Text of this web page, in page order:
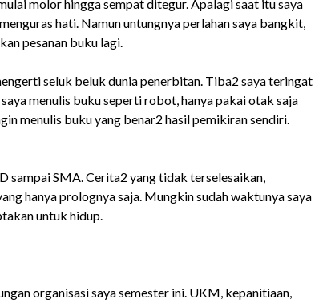
molor hingga sempat ditegur. Apalagi saat itu saya
hati. Namun untungnya perlahan saya bangkit,
pesanan buku lagi.
seluk beluk dunia penerbitan. Tiba2 saya teringat
menulis buku seperti robot, hanya pakai otak saja
menulis buku yang benar2 hasil pemikiran sendiri.
sampai SMA. Cerita2 yang tidak terselesaikan,
hanya prolognya saja. Mungkin sudah waktunya saya
untuk hidup.
organisasi saya semester ini. UKM, kepanitiaan,